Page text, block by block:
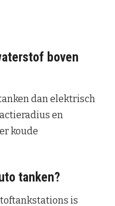
boven
dan elektrisch
en
koude
tanken?
is